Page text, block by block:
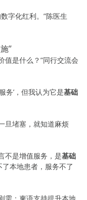
字化红利。”陈医生
”
值是什么？”同行交流会
务’，但我认为它是基础
旦堵塞，就知道麻烦
不是增值服务，是基础
本地患者，服务不了